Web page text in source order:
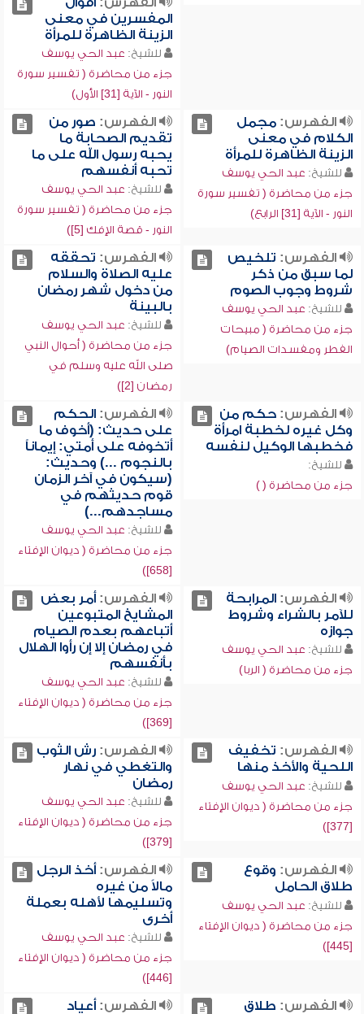
المفسرين في معنى
الزينة الظاهرة للمرأة
للشيخ: عبد الحي يوسف
جزء من محاضرة ( تفسير سورة
النور - الآية [31] الأول)
الفهرس:مجمل
الكلام في معنى
الزينة الظاهرة للمرأة
للشيخ: عبد الحي يوسف
جزء من محاضرة ( تفسير سورة
النور - الآية [31] الرابع)
الفهرس: صور من
تقديم الصحابة ما
يحبه رسول الله على ما
تحبه أنفسهم
للشيخ: عبد الحي يوسف
جزء من محاضرة ( تفسير سورة
النور - قصة الإفك [5])
الفهرس: تلخيص
لما سبق من ذكر
شروط وجوب الصوم
للشيخ: عبد الحي يوسف
جزء من محاضرة ( مبيحات
الفطر ومفسدات الصيام)
الفهرس: تحققه
عليه الصلاة والسلام
من دخول شهر رمضان
بالبينة
للشيخ: عبد الحي يوسف
جزء من محاضرة ( أحوال النبي
صلى الله عليه وسلم في
رمضان [2])
الفهرس:حكم من
وكل غيره لخطبة امرأة
فخطبها الوكيل لنفسه
للشيخ:
جزء من محاضرة ( )
الفهرس:الحكم
على حديث: (أخوف ما
أتخوفه على أمتي: إيماناً
بالنجوم ...) وحديث:
(سيكون في آخر الزمان
قوم حديثهم في
مساجدهم...)
للشيخ: عبد الحي يوسف
جزء من محاضرة ( ديوان الإفتاء
[658])
الفهرس:المرابحة
للآمر بالشراء وشروط
جوازه
للشيخ: عبد الحي يوسف
جزء من محاضرة ( الربا)
الفهرس:أمر بعض
المشايخ المتبوعين
أتباعهم بعدم الصيام
في رمضان إلا إن رأوا الهلال
بأنفسهم
للشيخ: عبد الحي يوسف
جزء من محاضرة ( ديوان الإفتاء
[369])
الفهرس: تخفيف
اللحية والأخذ منها
للشيخ: عبد الحي يوسف
جزء من محاضرة ( ديوان الإفتاء
[377])
الفهرس:رش الثوب
والتغطي في نهار
رمضان
للشيخ: عبد الحي يوسف
جزء من محاضرة ( ديوان الإفتاء
[379])
الفهرس: وقوع
طلاق الحامل
للشيخ: عبد الحي يوسف
جزء من محاضرة ( ديوان الإفتاء
[445])
الفهرس:أخذ الرجل
مالاً من غيره
وتسليمها لأهله بعملة
أخرى
للشيخ: عبد الحي يوسف
جزء من محاضرة ( ديوان الإفتاء
[446])
الفهرس: طلاق
الفهرس:أعياد